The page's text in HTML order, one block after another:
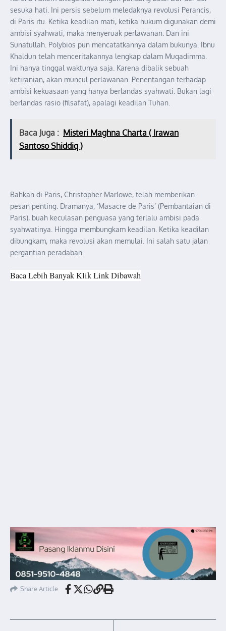
sesuka hati. Ini persis sebelum meledaknya revolusi Perancis,
di Paris itu. Ketika keadilan mati, ketika hukum digunakan demi
ambisi syahwati, maka menyeruak perlawanan. Dan ini
Sunatullah. Polybios pun mencatatkannya dalam bukunya. Ibnu
Khaldun telah menceritakannya lengkap dalam Muqadimma.
Ini hanya tinggal waktunya saja. Karena dibalik sebuah
ketiranian, akan muncul perlawanan. Penentangan terhadap
ambisi kekuasaan yang hanya berlandas syahwati. Bukan lagi
berlandas rasio (filsafat), apalagi keadilan Tuhan.
Baca Juga : Misteri Maghna Charta ( Irawan
Santoso Shiddiq )
Bahkan di Paris, Christopher Marlowe, telah memberikan
pesan penting. Dramanya, ‘Masacre de Paris’ (Pembantaian di
Paris), buah keculasan penguasa yang terlalu ambisi pada
syahwatinya. Hingga membungkam keadilan. Ketika keadilan
dibungkam, maka revolusi akan memulai. Ini salah satu jalan
pergantian peradaban.
Baca Lebih Banyak Klik Link Dibawah
Share Article